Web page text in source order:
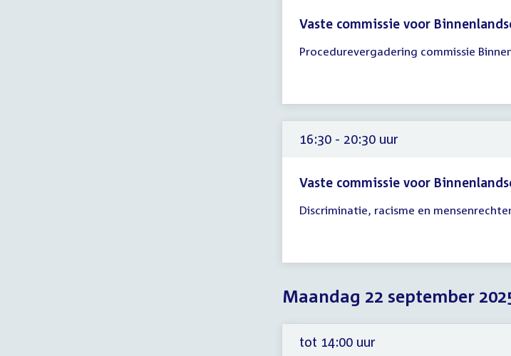
Vaste commissie voor
vergadering
12:30
uur
Procedurevergadering commissie
16:30 - 20:30 uur
Vaste commissie voor
vergadering
20:30
Discriminatie, racisme en
Maandag 22 september
tot 14:00 uur